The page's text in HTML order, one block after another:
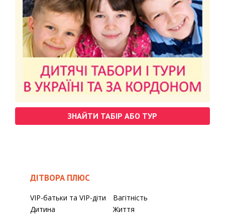
ЗНАЙТИ ТАБІР АБО ТУР
ДІТВОРА ПЛЮС
VIP-батьки та VIP-діти
Вагітність
Дитина
Життя